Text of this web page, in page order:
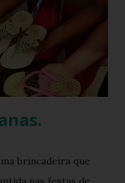
brincadeira que